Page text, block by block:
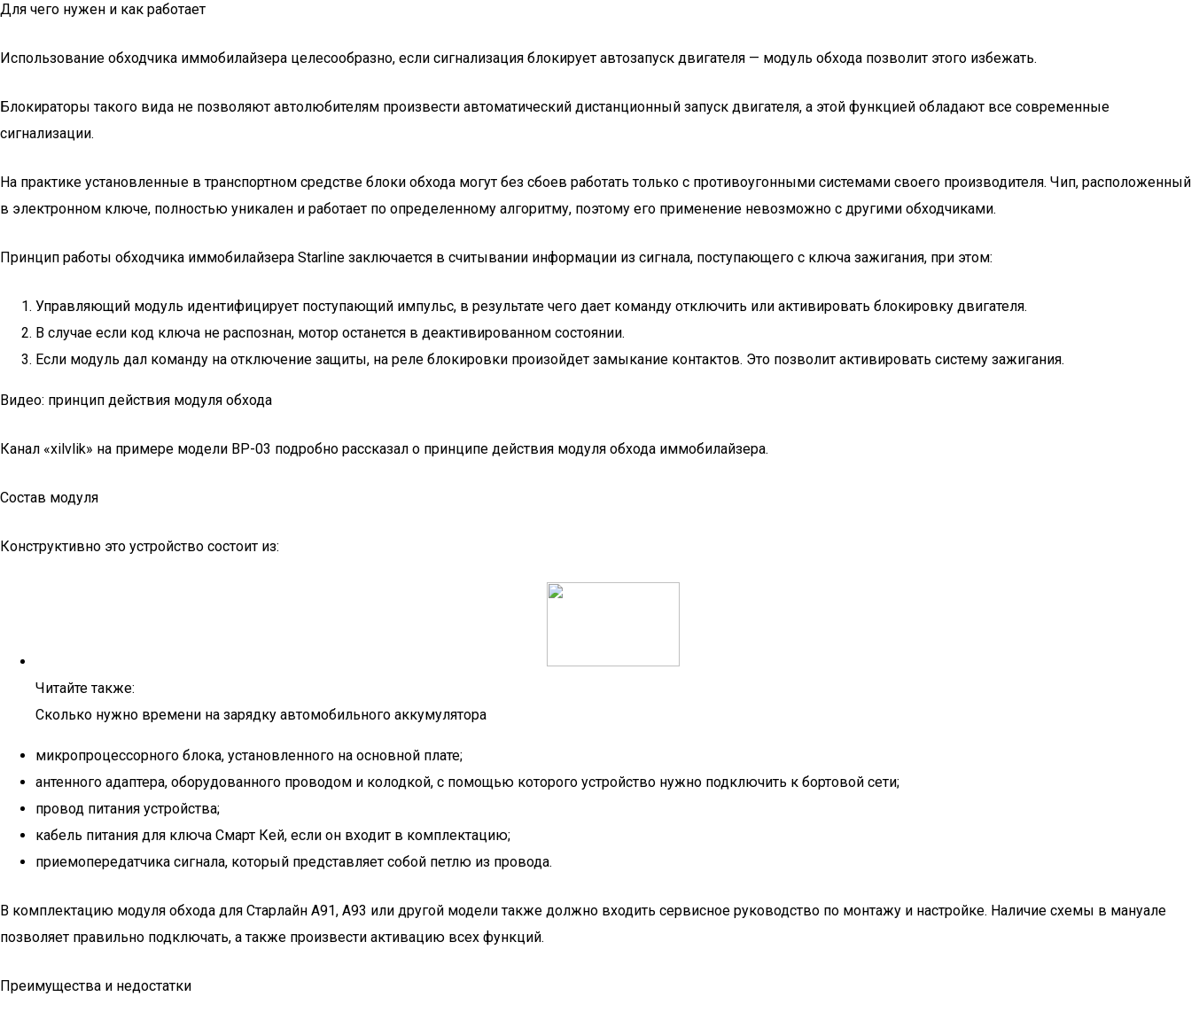
Для чего нужен и как работает
Использование обходчика иммобилайзера целесообразно, если сигнализация блокирует автозапуск двигателя — модуль обхода позволит этого избежать.
Блокираторы такого вида не позволяют автолюбителям произвести автоматический дистанционный запуск двигателя, а этой функцией обладают все современные
сигнализации.
На практике установленные в транспортном средстве блоки обхода могут без сбоев работать только с противоугонными системами своего производителя. Чип, расположенный
в электронном ключе, полностью уникален и работает по определенному алгоритму, поэтому его применение невозможно с другими обходчиками.
Принцип работы обходчика иммобилайзера Starline заключается в считывании информации из сигнала, поступающего с ключа зажигания, при этом:
Управляющий модуль идентифицирует поступающий импульс, в результате чего дает команду отключить или активировать блокировку двигателя.
В случае если код ключа не распознан, мотор останется в деактивированном состоянии.
Если модуль дал команду на отключение защиты, на реле блокировки произойдет замыкание контактов. Это позволит активировать систему зажигания.
Видео: принцип действия модуля обхода
Канал «xilvlik» на примере модели ВР-03 подробно рассказал о принципе действия модуля обхода иммобилайзера.
Состав модуля
Конструктивно это устройство состоит из:
Читайте также:
Сколько нужно времени на зарядку автомобильного аккумулятора
микропроцессорного блока, установленного на основной плате;
антенного адаптера, оборудованного проводом и колодкой, с помощью которого устройство нужно подключить к бортовой сети;
провод питания устройства;
кабель питания для ключа Смарт Кей, если он входит в комплектацию;
приемопередатчика сигнала, который представляет собой петлю из провода.
В комплектацию модуля обхода для Старлайн А91, А93 или другой модели также должно входить сервисное руководство по монтажу и настройке. Наличие схемы в мануале
позволяет правильно подключать, а также произвести активацию всех функций.
Преимущества и недостатки